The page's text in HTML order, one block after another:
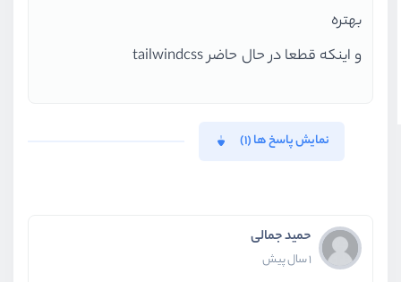
بهتره
و اینکه قطعا در حال حاضر tailwindcss
نمایش پاسخ ها (1)
حمید جمالی
1 سال پیش